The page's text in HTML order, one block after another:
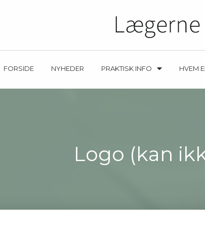
FORSIDE NYHEDER PRAKTISK INFO HVEM
Logo (kan